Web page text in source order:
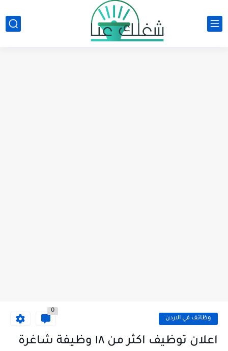
وظائف في الاردن
0
اعلان توظيف اكثر من ١٨ وظيفة شاغرة